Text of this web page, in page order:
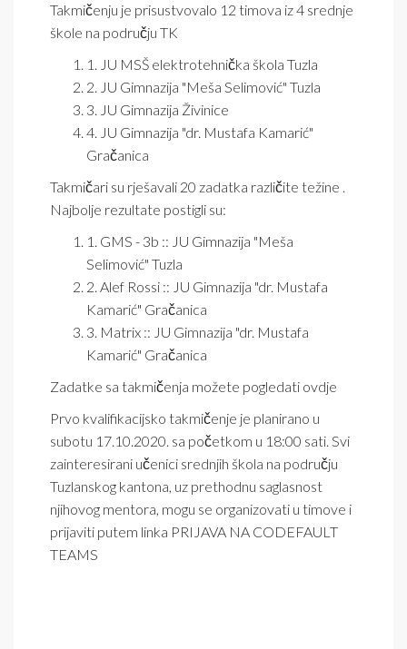
Takmičenju je prisustvovalo 12 timova iz 4 srednje
škole na području TK
1. JU MSŠ elektrotehnička škola Tuzla
2. JU Gimnazija "Meša Selimović" Tuzla
3. JU Gimnazija Živinice
4. JU Gimnazija "dr. Mustafa Kamarić"
Gračanica
Takmičari su rješavali 20 zadatka različite težine .
Najbolje rezultate postigli su:
1. GMS - 3b :: JU Gimnazija "Meša
Selimović" Tuzla
2. Alef Rossi :: JU Gimnazija "dr. Mustafa
Kamarić" Gračanica
3. Matrix :: JU Gimnazija "dr. Mustafa
Kamarić" Gračanica
Zadatke sa takmičenja možete pogledati ovdje
Prvo kvalifikacijsko takmičenje je planirano u
subotu 17.10.2020. sa početkom u 18:00 sati. Svi
zainteresirani učenici srednjih škola na području
Tuzlanskog kantona, uz prethodnu saglasnost
njihovog mentora, mogu se organizovati u timove i
prijaviti putem linka PRIJAVA NA CODEFAULT
TEAMS